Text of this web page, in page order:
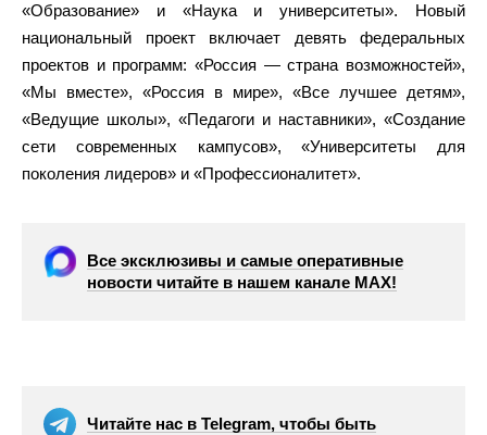
«Образование» и «Наука и университеты». Новый
национальный проект включает девять федеральных
проектов и программ: «Россия — страна возможностей»,
«Мы вместе», «Россия в мире», «Все лучшее детям»,
«Ведущие школы», «Педагоги и наставники», «Создание
сети современных кампусов», «Университеты для
поколения лидеров» и «Профессионалитет».
Все эксклюзивы и самые оперативные
новости читайте в нашем канале МАХ!
Читайте нас в Telegram, чтобы быть